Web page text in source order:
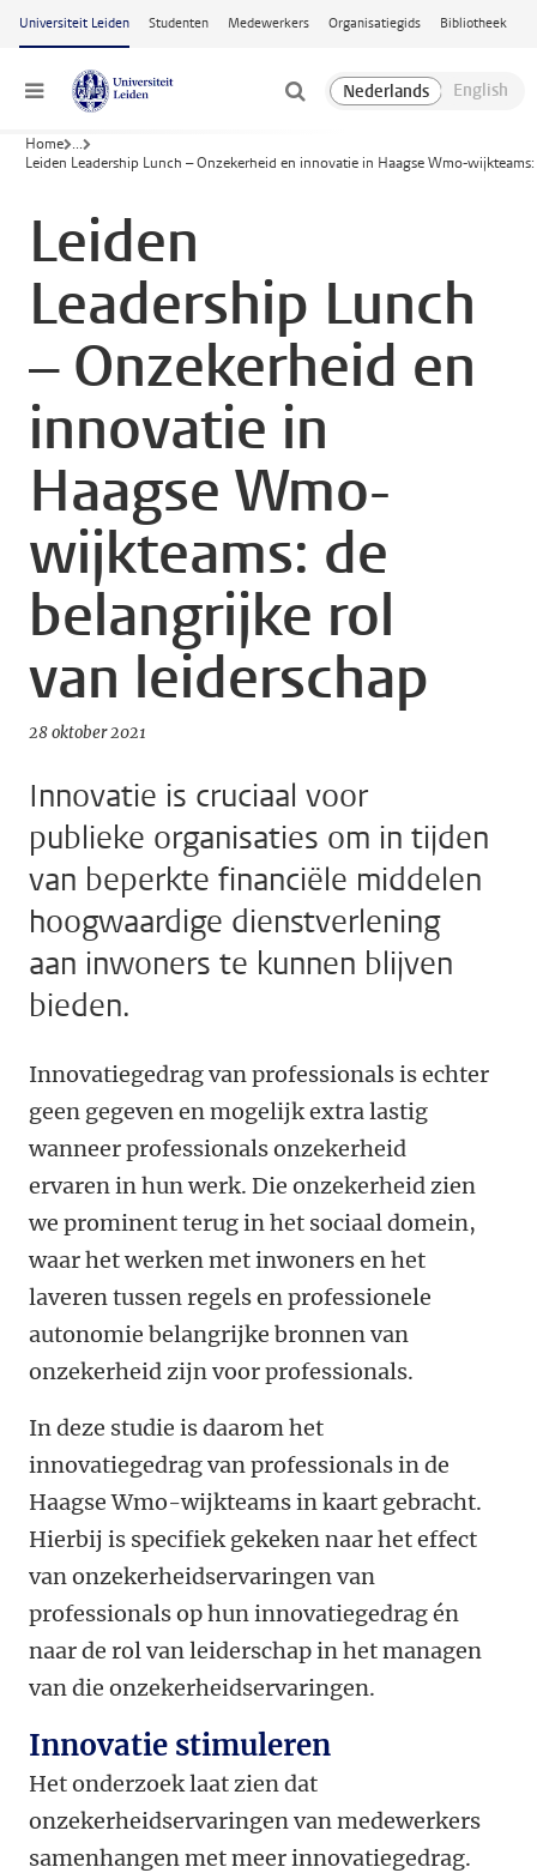
Ga naar hoofdinhoud
Universiteit Leiden Studenten Medewerkers Organisatiegids Bibliotheek
Menu
Home ...
Leiden Leadership Lunch – Onzekerheid en innovatie in Haagse Wmo-
Leiden
Leadership Lunch
– Onzekerheid en
innovatie in
Haagse Wmo-
wijkteams: de
belangrijke rol
van leiderschap
28 oktober 2021
Innovatie is cruciaal voor
publieke organisaties om in tijden
van beperkte financiële middelen
hoogwaardige dienstverlening
aan inwoners te kunnen blijven
bieden.
Innovatiegedrag van professionals is echter
geen gegeven en mogelijk extra lastig
wanneer professionals onzekerheid
ervaren in hun werk. Die onzekerheid zien
we prominent terug in het sociaal domein,
waar het werken met inwoners en het
laveren tussen regels en professionele
autonomie belangrijke bronnen van
onzekerheid zijn voor professionals.
In deze studie is daarom het
innovatiegedrag van professionals in de
Haagse Wmo-wijkteams in kaart gebracht.
Hierbij is specifiek gekeken naar het effect
van onzekerheidservaringen van
professionals op hun innovatiegedrag én
naar de rol van leiderschap in het managen
van die onzekerheidservaringen.
Innovatie stimuleren
Het onderzoek laat zien dat
onzekerheidservaringen van medewerkers
samenhangen met meer innovatiegedrag.